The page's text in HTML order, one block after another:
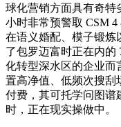
球化营销方面具有奇特
小时非常预警取 CSM
在语义婚配、模子锻炼
了包罗迈富时正在内的
化转型深水区的企业而
置高净值、低频次搜刮
付费，其可托学问图谱
时，正在现实操做中。